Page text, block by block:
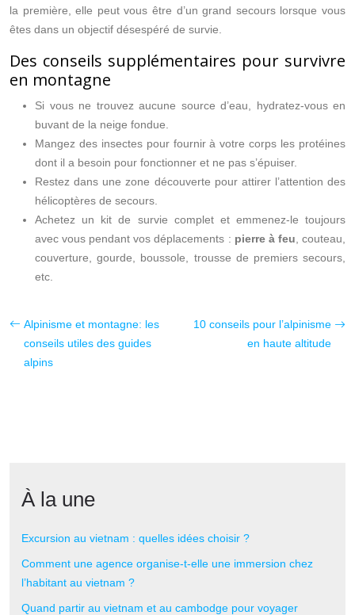
la première, elle peut vous être d’un grand secours lorsque vous
êtes dans un objectif désespéré de survie.
Des conseils supplémentaires pour survivre
en montagne
Si vous ne trouvez aucune source d’eau, hydratez-vous en
buvant de la neige fondue.
Mangez des insectes pour fournir à votre corps les protéines
dont il a besoin pour fonctionner et ne pas s’épuiser.
Restez dans une zone découverte pour attirer l’attention des
hélicoptères de secours.
Achetez un kit de survie complet et emmenez-le toujours
avec vous pendant vos déplacements : pierre à feu , couteau,
couverture, gourde, boussole, trousse de premiers secours,
etc.
Alpinisme et montagne: les
conseils utiles des guides
alpins
10 conseils pour l’alpinisme
en haute altitude
À la une
Excursion au vietnam : quelles idées choisir ?
Comment une agence organise-t-elle une immersion chez
l’habitant au vietnam ?
Quand partir au vietnam et au cambodge pour voyager